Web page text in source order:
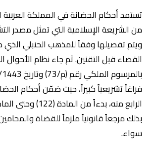
تستمد أحكام الحضانة في المملكة
من الشريعة الإسلامية التي تمثل مصدر
ويتم تفصيلها وفقاً للمذهب الحنبلي
القضاء قبل التقنين. ثم جاء نظام الأحوال
فراغاً تشريعياً كبيراً، حيث ضمّن أحكام
بذلك مرجعاً قانونياً ملزماً للقضاة
سواء.